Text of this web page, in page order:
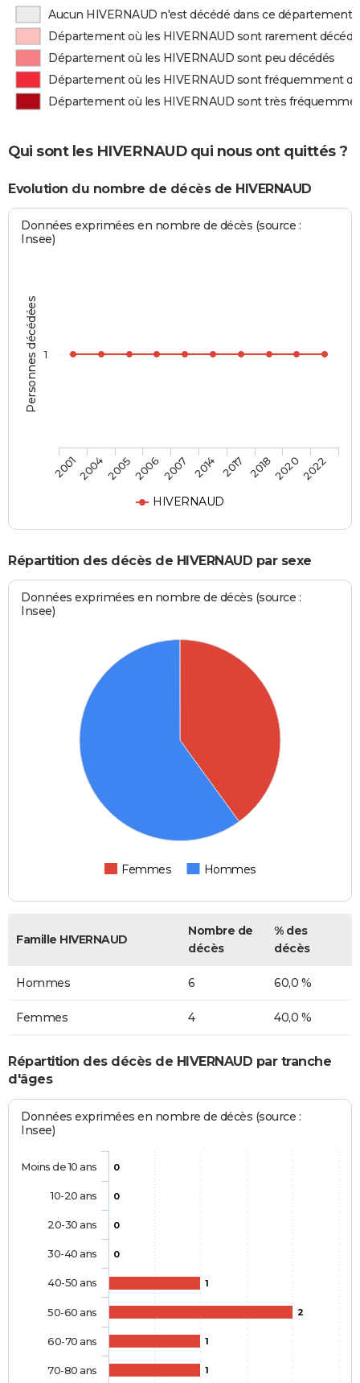
Aucun HIVERNAUD n'est décédé dans ce département
Département où les HIVERNAUD sont rarement
Département où les HIVERNAUD sont peu décédés
Département où les HIVERNAUD sont fréquemment
Département où les HIVERNAUD sont très
Qui sont les HIVERNAUD qui nous ont quittés ?
Evolution du nombre de décès de HIVERNAUD
Personnes décédées
Données exprimées en nombre de décès (source :
Insee)
HIVERNAUD
20012004200520062007 2014 2017 201820202022
1
Répartition des décès de HIVERNAUD par sexe
Données exprimées en nombre de décès (source :
Insee)
Femmes Hommes
Famille HIVERNAUD
Nombre de
décès
% des
décès
Hommes 6 60,0 %
Femmes 4 40,0 %
Répartition des décès de HIVERNAUD par tranche
d'âges
Données exprimées en nombre de décès (source :
Insee)
0
0
0
0
1
2
1
1
Moins de 10 ans
10-20 ans
20-30 ans
30-40 ans
40-50 ans
50-60 ans
60-70 ans
70-80 ans